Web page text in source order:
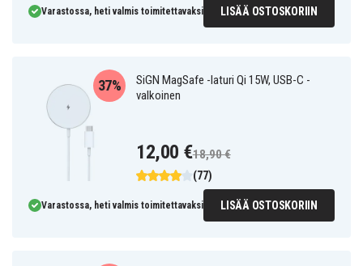
Varastossa, heti valmis toimitettavaksi LISÄÄ OSTOSKORIIN
SiGN MagSafe -laturi Qi 15W, USB-C -
valkoinen
(77)
37%
12,00 €18,90 €
Varastossa, heti valmis toimitettavaksi LISÄÄ OSTOSKORIIN